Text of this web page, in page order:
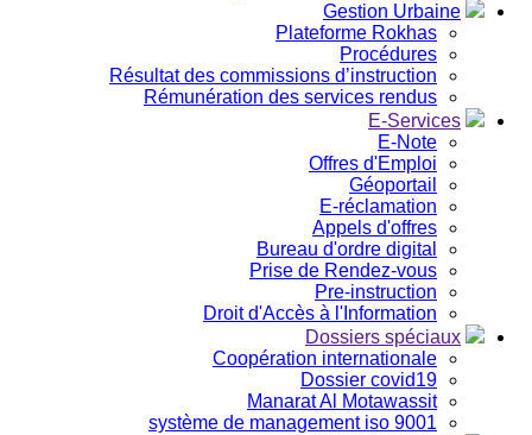
Gestion Urbaine
Plateforme Rokhas
Procédures
Résultat des commissions d’instruction
Rémunération des services rendus
E-Services
E-Note
Offres d'Emploi
Géoportail
E-réclamation
Appels d'offres
Bureau d'ordre digital
Prise de Rendez-vous
Pre-instruction
Droit d'Accès à l'Information
Dossiers spéciaux
Coopération internationale
Dossier covid19
Manarat Al Motawassit
système de management iso 9001